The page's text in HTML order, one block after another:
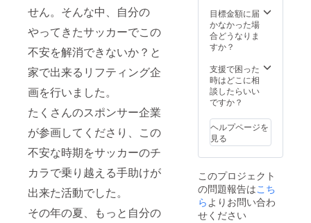
せん。そんな中、自分の
やってきたサッカーでこの
不安を解消できないか？と
家で出来るリフティング企
画を行いました。
たくさんのスポンサー企業
が参画してくださり、この
不安な時期をサッカーのチ
カラで乗り越える手助けが
出来た活動でした。
その年の夏、もっと自分の
目標金額に届
かなかった場
合どうなりま
すか？
支援で困った
時はどこに相
談したらいい
ですか？
ヘルプページを
見る
このプロジェクト
の問題報告はこち
らよりお問い合わ
せください